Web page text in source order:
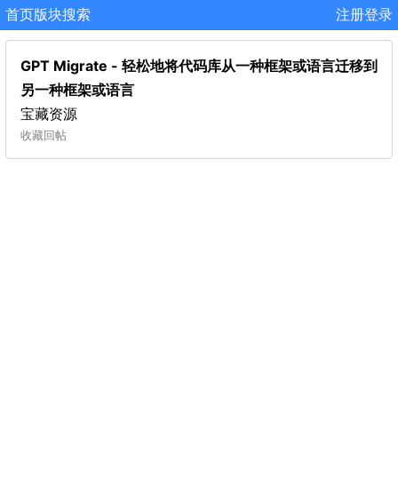
首页版块搜索 注册登录
GPT Migrate - 轻松地将代码库从一种框架或语言迁移到
另一种框架或语言
宝藏资源
收藏回帖